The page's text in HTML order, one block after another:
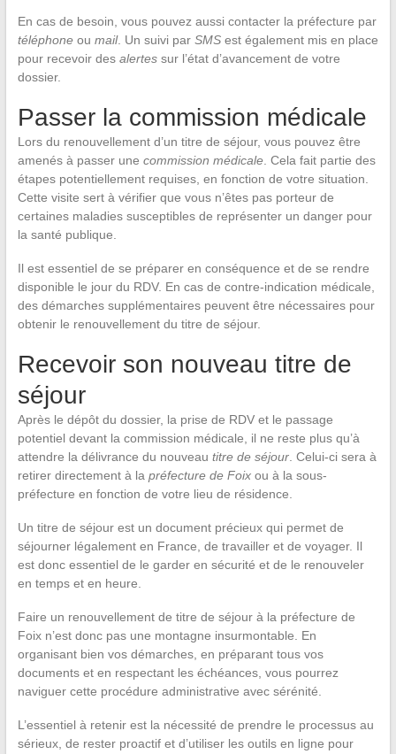
En cas de besoin, vous pouvez aussi contacter la préfecture par
téléphoneou mail. Un suivi par SMSest également mis en place
pour recevoir des alertessur l’état d’avancement de votre
dossier.
Passer la commission médicale
Lors du renouvellement d’un titre de séjour, vous pouvez être
amenés à passer une commission médicale. Cela fait partie des
étapes potentiellement requises, en fonction de votre situation.
Cette visite sert à vérifier que vous n’êtes pas porteur de
certaines maladies susceptibles de représenter un danger pour
la santé publique.
Il est essentiel de se préparer en conséquence et de se rendre
disponible le jour du RDV. En cas de contre-indication médicale,
des démarches supplémentaires peuvent être nécessaires pour
obtenir le renouvellement du titre de séjour.
Recevoir son nouveau titre de
séjour
Après le dépôt du dossier, la prise de RDV et le passage
potentiel devant la commission médicale, il ne reste plus qu’à
attendre la délivrance du nouveau titre de séjour. Celui-ci sera à
retirer directement à la préfecture de Foixou à la sous-
préfecture en fonction de votre lieu de résidence.
Un titre de séjour est un document précieux qui permet de
séjourner légalement en France, de travailler et de voyager. Il
est donc essentiel de le garder en sécurité et de le renouveler
en temps et en heure.
Faire un renouvellement de titre de séjour à la préfecture de
Foix n’est donc pas une montagne insurmontable. En
organisant bien vos démarches, en préparant tous vos
documents et en respectant les échéances, vous pourrez
naviguer cette procédure administrative avec sérénité.
L’essentiel à retenir est la nécessité de prendre le processus au
sérieux, de rester proactif et d’utiliser les outils en ligne pour